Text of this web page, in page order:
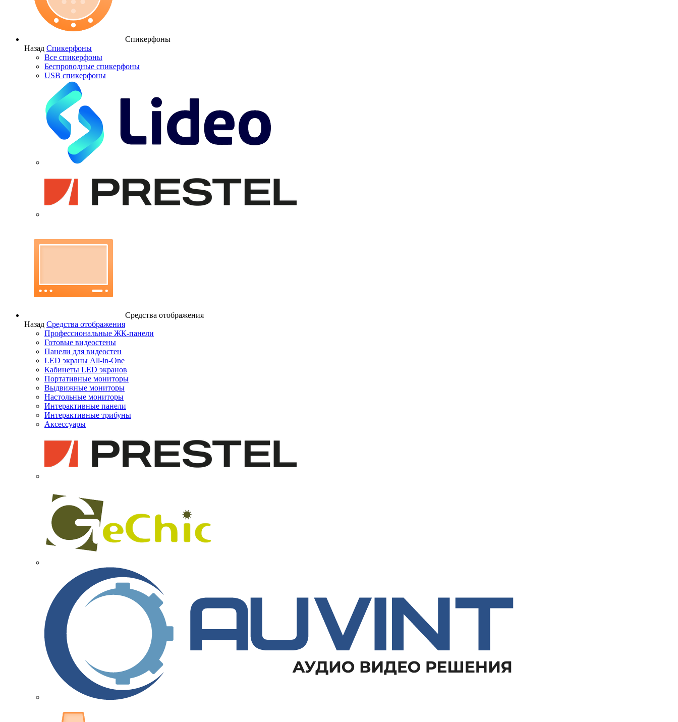
Спикерфоны
Назад Спикерфоны
Все спикерфоны
Беспроводные спикерфоны
USB спикерфоны
Средства отображения
Назад Средства отображения
Профессиональные ЖК-панели
Готовые видеостены
Панели для видеостен
LED экраны All-in-One
Кабинеты LED экранов
Портативные мониторы
Выдвижные мониторы
Настольные мониторы
Интерактивные панели
Интерактивные трибуны
Аксессуары